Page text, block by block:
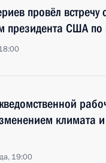
провёл
президента США
климата и
19:00